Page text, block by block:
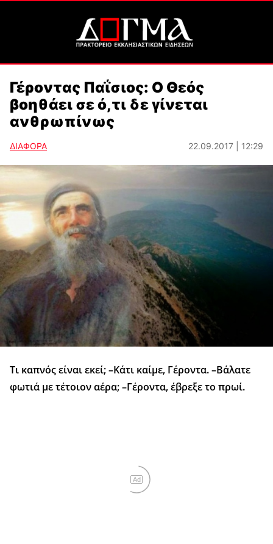
Γέροντας Παΐσιος: Ο Θεός
βοηθάει σε ό,τι δε γίνεται
ανθρωπίνως
ΔΙΑΦΟΡΑ 22.09.2017 | 12:29
Τι καπνός είναι εκεί; –Κάτι καίμε, Γέροντα. –Βάλατε
φωτιά με τέτοιον αέρα; –Γέροντα, έβρεξε το πρωί.
Ad